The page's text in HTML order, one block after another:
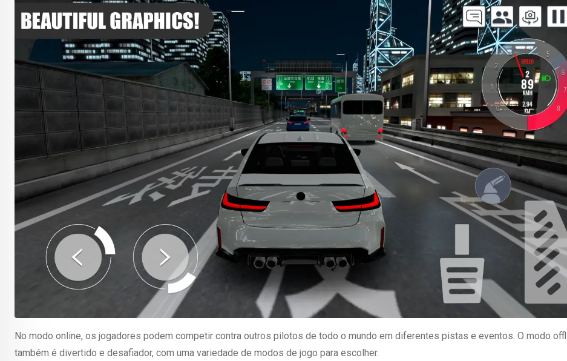
No modo online, os jogadores podem competir contra outros pilotos de todo o mundo em diferentes pistas e eventos. O modo
também é divertido e desafiador, com uma variedade de modos de jogo para escolher.